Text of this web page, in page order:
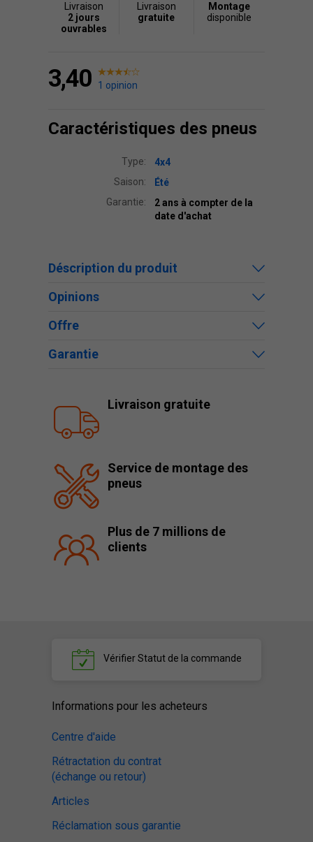
Livraison
2 jours
ouvrables
Livraison
gratuite
Montage
disponible
3,40 1 opinion
Caractéristiques des pneus
Type:
4x4
Saison:
Été
Garantie:
2 ans à compter de la
date d'achat
Déscription du produit
Opinions
Offre
Garantie
Livraison gratuite
Service de montage des
pneus
Plus de 7 millions de
clients
VérifierStatut de la commande
Informations pour les acheteurs
Centre d'aide
Rétractation du contrat
(échange ou retour)
Articles
Réclamation sous garantie